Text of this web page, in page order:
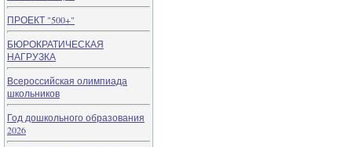
ПРОЕКТ "500+"
БЮРОКРАТИЧЕСКАЯ
НАГРУЗКА
Всероссийская олимпиада
школьников
Год дошкольного образования
2026